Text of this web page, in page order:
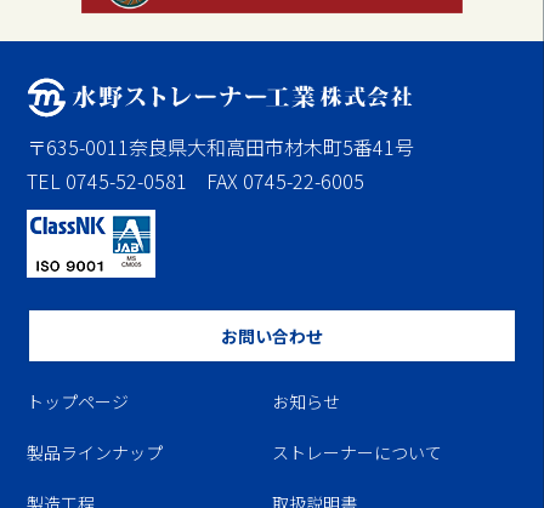
〒635-0011奈良県大和高田市材木町5番41号
TEL 0745-52-0581 FAX 0745-22-6005
お問い合わせ
トップページ お知らせ
製品ラインナップ ストレーナーについて